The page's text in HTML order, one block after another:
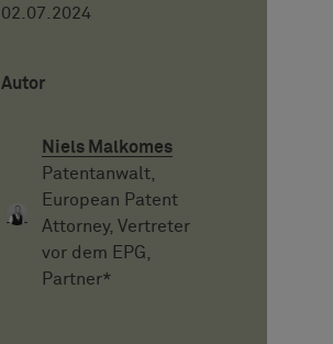
02.07.2024
Autor
Niels Malkomes
Patentanwalt,
European Patent
Attorney, Vertreter
vor dem EPG,
Partner*